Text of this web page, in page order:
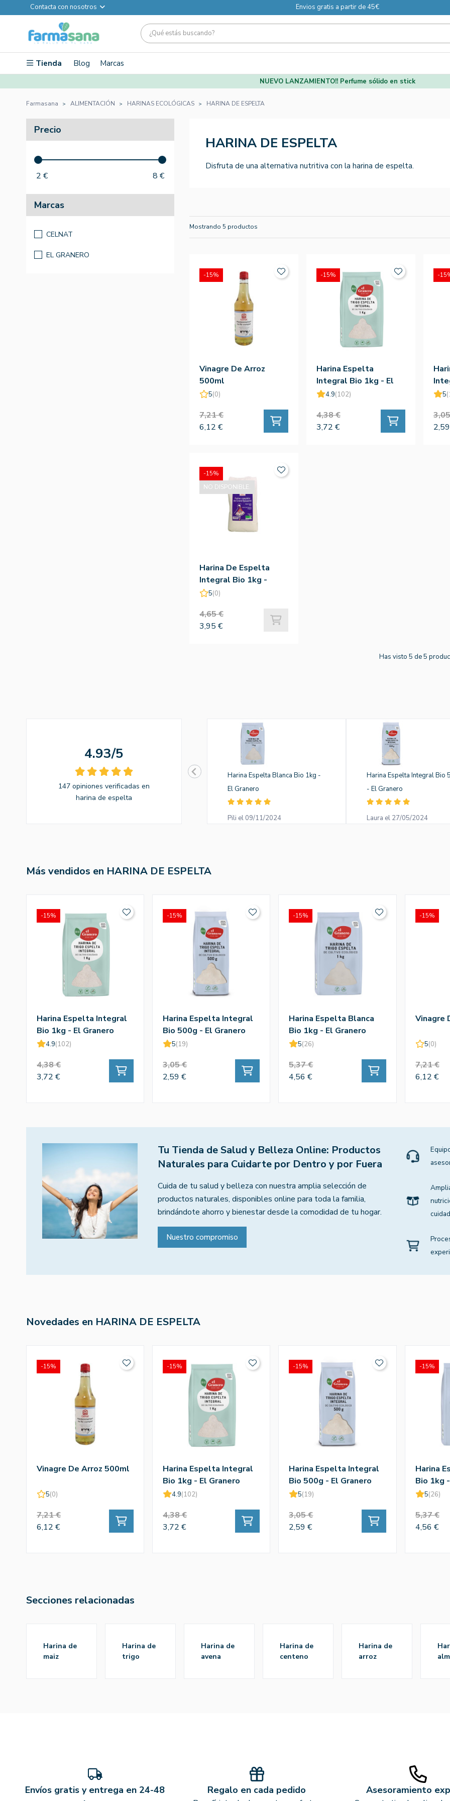
Contacta con nosotros Envios gratis a partir de 45€
Tienda Blog Marcas
NUEVO LANZAMIENTO!! Perfume sólido en stick
Farmasana ALIMENTACIÓN HARINAS ECOLÓGICAS HARINA DE ESPELTA
Precio
2 € 8 €
Marcas
CELNAT
EL GRANERO
HARINA DE ESPELTA
Disfruta de una alternativa nutritiva con la harina de espelta.
Mostrando 5 productos
Vinagre De Arroz
500ml
5(0)
7,21 €
6,12 €
-15%
Harina Espelta
Integral Bio 1kg - El
Granero
4.9(102)
4,38 €
3,72 €
-15%
5
-
Harina De Espelta
Integral Bio 1kg -
Celnat
5(0)
4,65 €
3,95 €
-15%
NO DISPONIBLE.
Has visto 5 de 5
4.93/5
147 opiniones verificadas en
harina de espelta
Harina Espelta Blanca Bio 1kg -
El Granero
Pili el 09/11/2024
Harina Espelta Integral Bio
- El Granero
Laura el 27/05/2024
Más vendidos en HARINA DE ESPELTA
Harina Espelta Integral
Bio 1kg - El Granero
4.9(102)
4,38 €
3,72 €
-15%
Harina Espelta Integral
Bio 500g - El Granero
5(19)
3,05 €
2,59 €
-15%
Harina Espelta Blanca
Bio 1kg - El Granero
5(26)
5,37 €
4,56 €
-15%
Vinagre
5(0)
7,21 €
6,12 €
-15%
Tu Tienda de Salud y Belleza Online: Productos
Naturales para Cuidarte por Dentro y por Fuera
Cuida de tu salud y belleza con nuestra amplia selección de
productos naturales, disponibles online para toda la familia,
brindándote ahorro y bienestar desde la comodidad de tu hogar.
Nuestro compromiso
Novedades en HARINA DE ESPELTA
Vinagre De Arroz 500ml
5(0)
7,21 €
6,12 €
-15%
Harina Espelta Integral
Bio 1kg - El Granero
4.9(102)
4,38 €
3,72 €
-15%
Harina Espelta Integral
Bio 500g - El Granero
5(19)
3,05 €
2,59 €
-15%
Harina
Bio 1kg
5(26)
5,37 €
4,56 €
-15%
Secciones relacionadas
harina de
maiz
harina de
trigo
harina de
avena
harina de
centeno
harina de
arroz
harina de
Envíos gratis y entrega en 24-48
Regalo en cada pedido Asesoramiento